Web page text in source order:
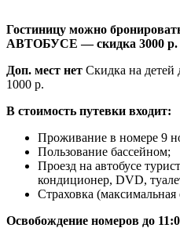
Гостиницу можно
АВТОБУСЕ — скидка 3000 р.
Доп. мест нет Скидка на детей
1000 р.
В стоимость путевки входит:
Проживание в номере 9
Пользование бассейном;
Проезд на автобусе
кондиционер, DVD,
Страховка
Освобождение номеров до